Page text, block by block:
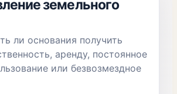
земельного
ли основания получить
аренду, постоянное
или безвозмездное